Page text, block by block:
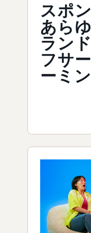
スポ
あら
ラン
フサ
ーミ